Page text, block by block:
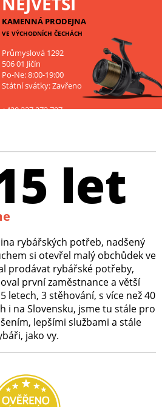
KAMENNÁ PRODEJNA
VE VÝCHODNÍCH ČECHÁCH
Průmyslová 1292
506 01 Jičín
Po-Ne: 8:00-19:00
Státní svátky: Zavřeno
+420 227 272 797
let
rybářských potřeb, nadšený
si otevřel malý obchůdek ve
prodávat rybářské potřeby,
první zaměstnance a větší
letech, 3 stěhování, s více než 40
i na Slovensku, jsme tu stále pro
lepšími službami a stále
jako vy.